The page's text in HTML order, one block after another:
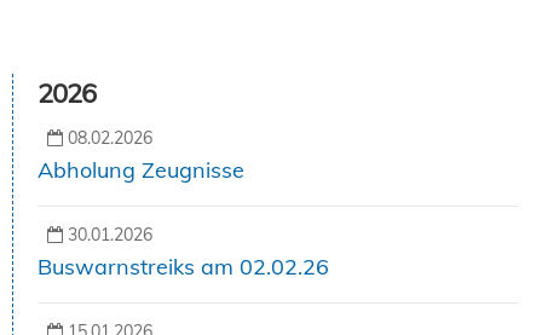
2026
08.02.2026
Abholung Zeugnisse
30.01.2026
Buswarnstreiks am 02.02.26